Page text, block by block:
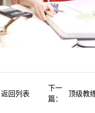
返回列表
下一
篇：